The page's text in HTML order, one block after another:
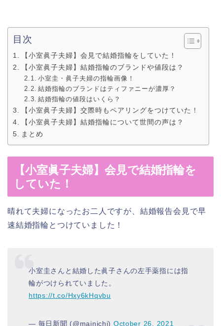
目次
【小室眞子夫婦】会見で結婚指輪をしていた！
【小室眞子夫婦】結婚指輪のブランドや値段は？
小室圭・眞子夫婦の指輪画像！
結婚指輪のブランドはティファニーが濃厚？
結婚指輪の値段はいくら？
【小室眞子夫婦】交際時もペアリングをつけていた！
【小室眞子夫婦】結婚指輪について世間の声は？
まとめ
【小室眞子夫婦】会見で結婚指輪を
していた！
晴れて夫婦になったお二人ですが、結婚報告会見で早
速結婚指輪とつけていました！
小室圭さんと結婚した眞子さんの左手薬指には指
輪がつけられていました。
https://t.co/Hxy6kHqvbu
— 毎日新聞 (@mainichi) October 26, 2021